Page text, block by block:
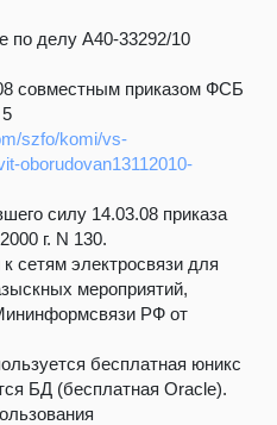
по делу А40-33292/10
совместным приказом ФСБ
szfo/komi/vs-
oborudovan13112010-
силу 14.03.08 приказа
г. N 130.
сетям электросвязи для
мероприятий,
РФ от
бесплатная юникс
БД (бесплатная Oracle).